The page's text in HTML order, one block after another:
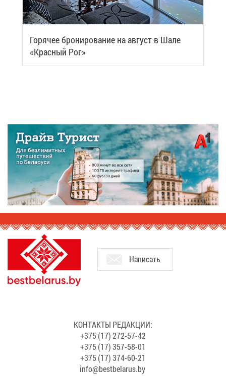
Го­ря­чее бро­ни­ро­ва­ние на ав­густ в Ша­ле
«Крас­ный Рог»
На­пи­сать
КОН­ТАК­ТЫ РЕ­ДАК­ЦИИ:
+375 (17) 272-57-42
+375 (17) 357-58-01
+375 (17) 374-60-21
info@​bes​tbel​arus.​by